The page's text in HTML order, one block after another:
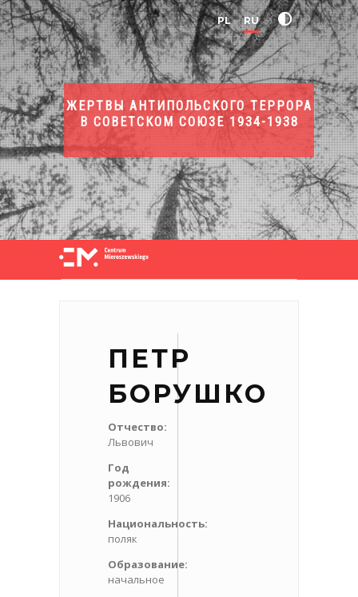
PL RU
ЖЕРТВЫ АНТИПОЛЬСКОГО ТЕРРОРА
В СОВЕТСКОМ СОЮЗЕ 1934-1938
ПЕТР
БОРУШКО
Отчество:
Львович
Год
рождения:
1906
Национальность:
поляк
Образование:
начальное